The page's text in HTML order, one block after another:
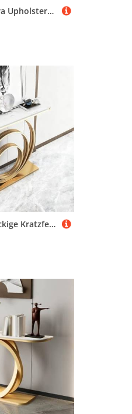
Modern Long Extra Upholstered Storage Bench With Gold Legs Large Storage Space Entryway Bench With Safety Hinge Metal Legs Storage Bench Foot Stool For Hallway,Entryway(E,80*40CM/31.5*15.7*15.7IN)
Metallene Rechteckige Kratzfestige Tisch mit Geometrischem Rahmen Industrieller Sofa Tisch Hinter Dem Sofa Veranda-Schrank Schmiedeeisenrahmen Akzent Eingangstisch(D,100*30*80CM/39.4*11.8*31.5IN)